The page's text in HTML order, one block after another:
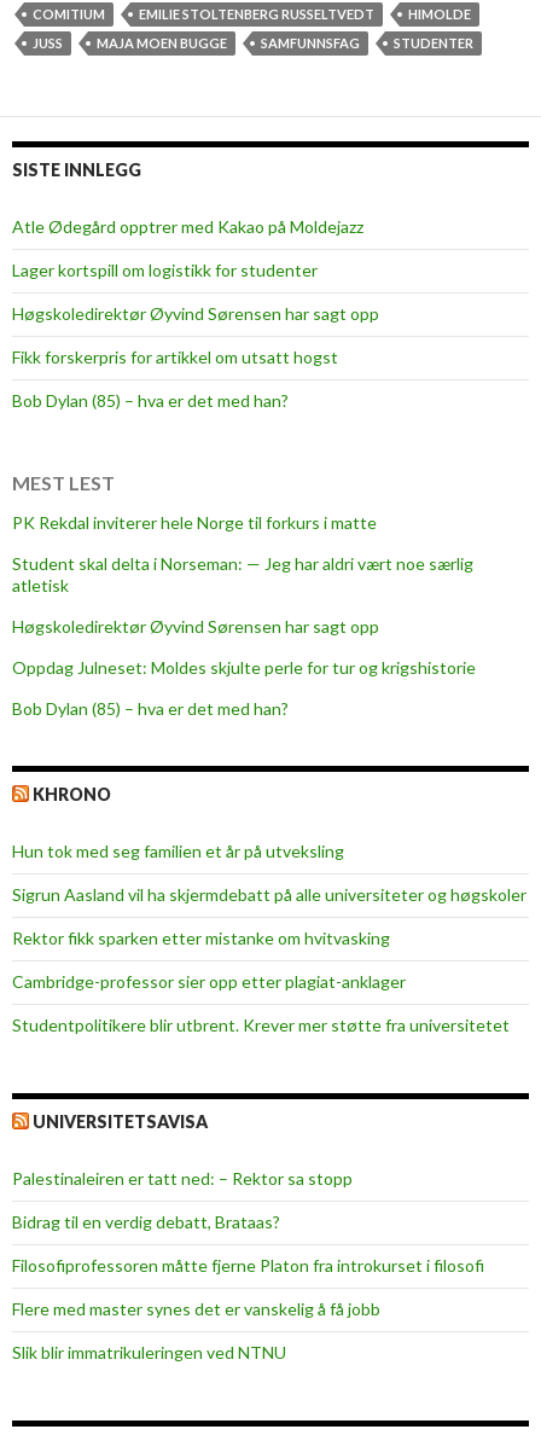
COMITIUM EMILIE STOLTENBERG RUSSELTVEDT
HIMOLDE
JUSS
MAJA MOEN BUGGE SAMFUNNSFAG STUDENTER
SISTE INNLEGG
Atle Ødegård opptrer med Kakao på Moldejazz
Lager kortspill om logistikk for studenter
Høgskoledirektør Øyvind Sørensen har sagt opp
Fikk forskerpris for artikkel om utsatt hogst
Bob Dylan (85) – hva er det med han?
MEST LEST
PK Rekdal inviterer hele Norge til forkurs i matte
Student skal delta i Norseman: — Jeg har aldri vært noe særlig
atletisk
Høgskoledirektør Øyvind Sørensen har sagt opp
Oppdag Julneset: Moldes skjulte perle for tur og krigshistorie
Bob Dylan (85) – hva er det med han?
KHRONO
Hun tok med seg familien et år på utveksling
Sigrun Aasland vil ha skjerm­debatt på alle universiteter og høgskoler
Rektor fikk sparken etter mistanke om hvitvasking
Cambridge-professor sier opp etter plagiat-anklager
Studentpolitikere blir utbrent. Krever mer støtte fra universitetet
UNIVERSITETSAVISA
Palestinaleiren er tatt ned: – Rektor sa stopp
Bidrag til en verdig debatt, Brataas?
Filosofiprofessoren måtte fjerne Platon fra introkurset i filosofi
Flere med master synes det er vanskelig å få jobb
Slik blir immatrikuleringen ved NTNU